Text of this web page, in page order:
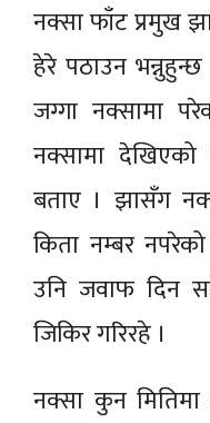
नक्सा फाँट प्रमुख
हेरे पठाउन भन्नुहुन्छ
जग्गा नक्सामा
नक्सामा
बताए । झासँग
किता नम्बर
उनि जवाफ दिन
जिकिर गरिरहे ।
नक्सा कुन